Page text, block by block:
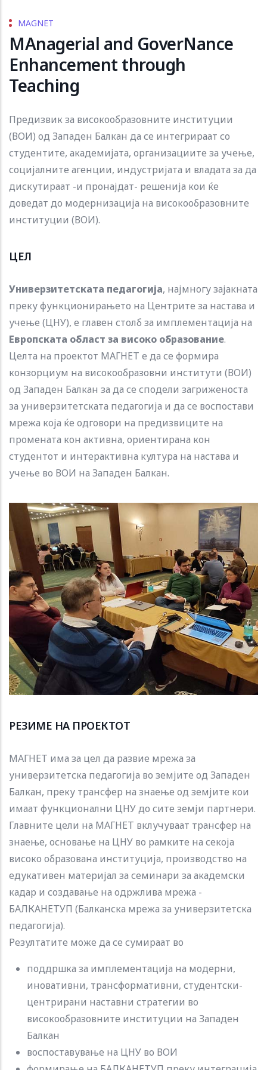
MAGNET
MAnagerial and GoverNance
Enhancement through
Teaching
Предизвик за високообразовните институции
(ВОИ) од Западен Балкан да се интегрираат со
студентите, академијата, организациите за учење,
социјалните агенции, индустријата и владата за да
дискутираат -и пронајдат- решенија кои ќе
доведат до модернизација на високообразовните
институции (ВОИ).
ЦЕЛ
Универзитетската педагогија, најмногу зајакната
преку функционирањето на Центрите за настава и
учење (ЦНУ), е главен столб за имплементација на
Европската област за високо образование.
Целта на проектот МАГНЕТ е да се формира
конзорциум на високообразовни институти (ВОИ)
од Западен Балкан за да се сподели загриженоста
за универзитетската педагогија и да се воспостави
мрежа која ќе одговори на предизвиците на
промената кон активна, ориентирана кон
студентот и интерактивна култура на настава и
учење во ВОИ на Западен Балкан.
РЕЗИМЕ НА ПРОЕКТОТ
МАГНЕТ има за цел да развие мрежа за
универзитетска педагогија во земјите од Западен
Балкан, преку трансфер на знаење од земјите кои
имаат функционални ЦНУ до сите земји партнери.
Главните цели на МАГНЕТ вклучуваат трансфер на
знаење, основање на ЦНУ во рамките на секоја
високо образована институција, производство на
едукативен материјал за семинари за академски
кадар и создавање на одржлива мрежа -
БАЛКАНЕТУП (Балканска мрежа за универзитетска
педагогија).
Резултатите може да се сумираат во
поддршка за имплементација на модерни,
иновативни, трансформативни, студентски-
центрирани наставни стратегии во
високообразовните институции на Западен
Балкан
воспоставување на ЦНУ во ВОИ